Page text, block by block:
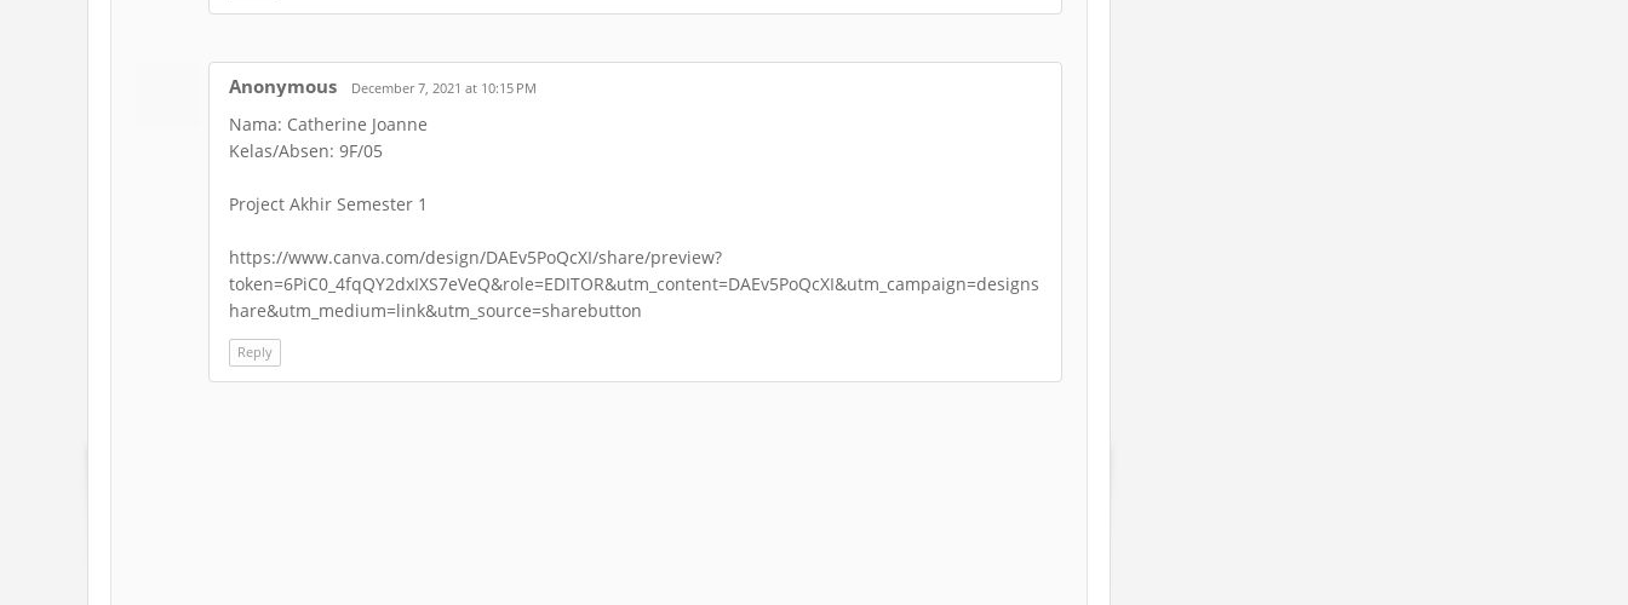
Anonymous December 7, 2021 at 10:15 PM
Nama: Catherine Joanne
Kelas/Absen: 9F/05
Project Akhir Semester 1
https://www.canva.com/design/DAEv5PoQcXI/share/preview?
token=6PiC0_4fqQY2dxIXS7eVeQ&role=EDITOR&utm_content=DAEv5PoQcXI&utm_campaign=designs
hare&utm_medium=link&utm_source=sharebutton
Reply